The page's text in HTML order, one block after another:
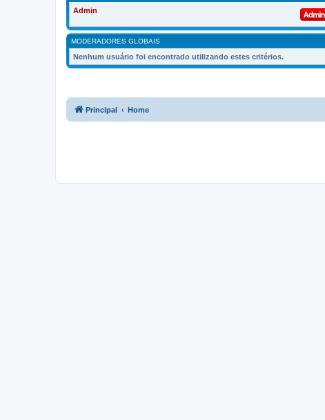
Admin
MODERADORES GLOBAIS
Nenhum usuário foi encontrado utilizando estes critérios.
Principal Home